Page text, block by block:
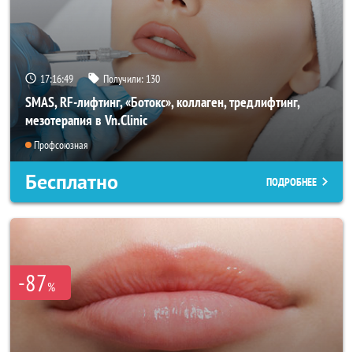
17:16:47 Получили: 130
SMAS, RF-лифтинг, «Ботокс», коллаген, тредлифтинг,
мезотерапия в Vn.Clinic
Профсоюзная
Бесплатно ПОДРОБНЕЕ
-87%